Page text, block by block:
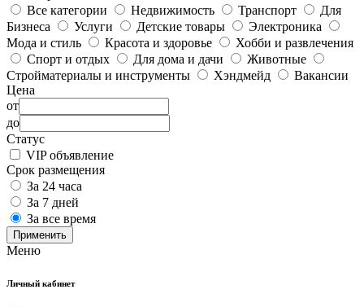
Все категории
Недвижимость Транспорт
Для
Бизнеса
Услуги Детские товары
Электроника
Мода и стиль
Красота и здоровье
Хобби и развлечения
Спорт и отдых
Для дома и дачи
Животные
Стройматериалы и инструменты
Хэндмейд
Вакансии
Цена
от
до
Статус
VIP объявление
Срок размещения
За 24 часа
За 7 дней
За все время
Применить
Меню
Личный кабинет